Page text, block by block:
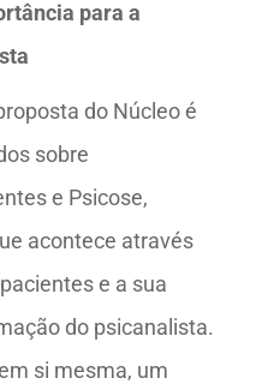
para a
do Núcleo é
sobre
e Psicose,
acontece através
e a sua
do psicanalista.
si mesma, um